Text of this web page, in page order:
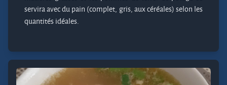
servira avec du pain (complet, gris, aux céréales) selon les
quantités idéales.